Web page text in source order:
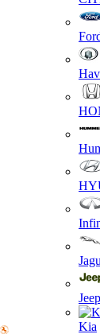
Jeep
Kia